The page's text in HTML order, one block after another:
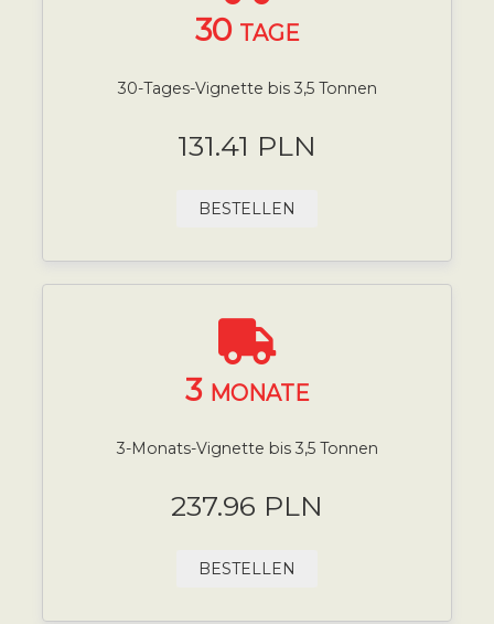
30 TAGE
30-Tages-Vignette bis 3,5 Tonnen
131.41 PLN
BESTELLEN
3 MONATE
3-Monats-Vignette bis 3,5 Tonnen
237.96 PLN
BESTELLEN